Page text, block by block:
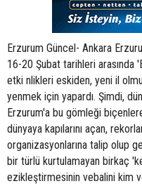
Erzurum Güncel- Ankara
16-20 Şubat tarihleri arasında
etki nlikleri eskiden, yeni il
yenmek için yapardı. Şimdi,
Erzurum'a bu gömleği
dünyaya kapılarını açan,
organizasyonlarına talip olup
bir türlü kurtulamayan birkaç
ezikleştirmesinin vebalini kim